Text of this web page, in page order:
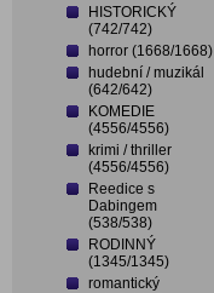
HISTORICKÝ
(742/742)
horror (1668/1668)
hudební / muzikál
(642/642)
KOMEDIE
(4556/4556)
krimi / thriller
(4556/4556)
Reedice s
Dabingem
(538/538)
RODINNÝ
(1345/1345)
romantický